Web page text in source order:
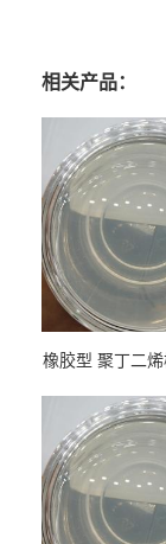
相关产品：
橡胶型 聚丁二
性